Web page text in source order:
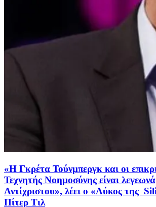
«Η Γκρέτα Τούνμπεργκ και οι
Τεχνητής Νοημοσύνης είναι
Αντίχριστου», λέει ο «Λύκος της
Πίτερ Τιλ